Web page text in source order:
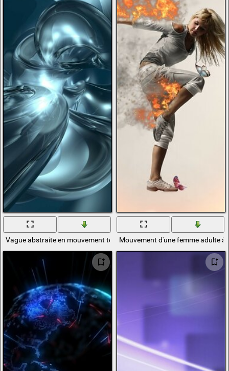
Vague abstraite en mouvement tourbillonnantMouvement d'une femme adulte à